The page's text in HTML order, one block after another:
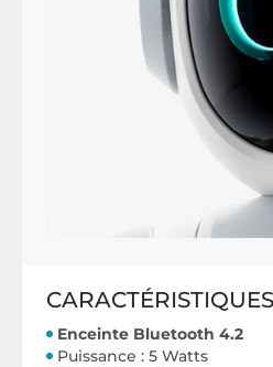
Enceinte Bluetooth 4.2
Puissance : 5 Watts